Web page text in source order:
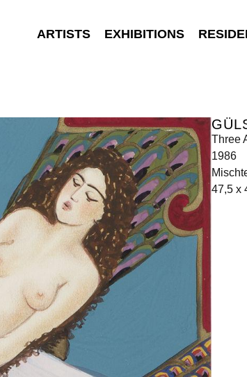
ARTISTS EXHIBITIONS
Three
1986
47,5 x